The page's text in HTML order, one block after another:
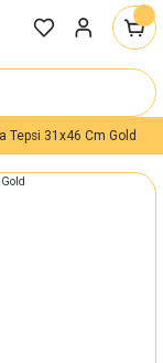
Tepsi 31x46 Cm Gold